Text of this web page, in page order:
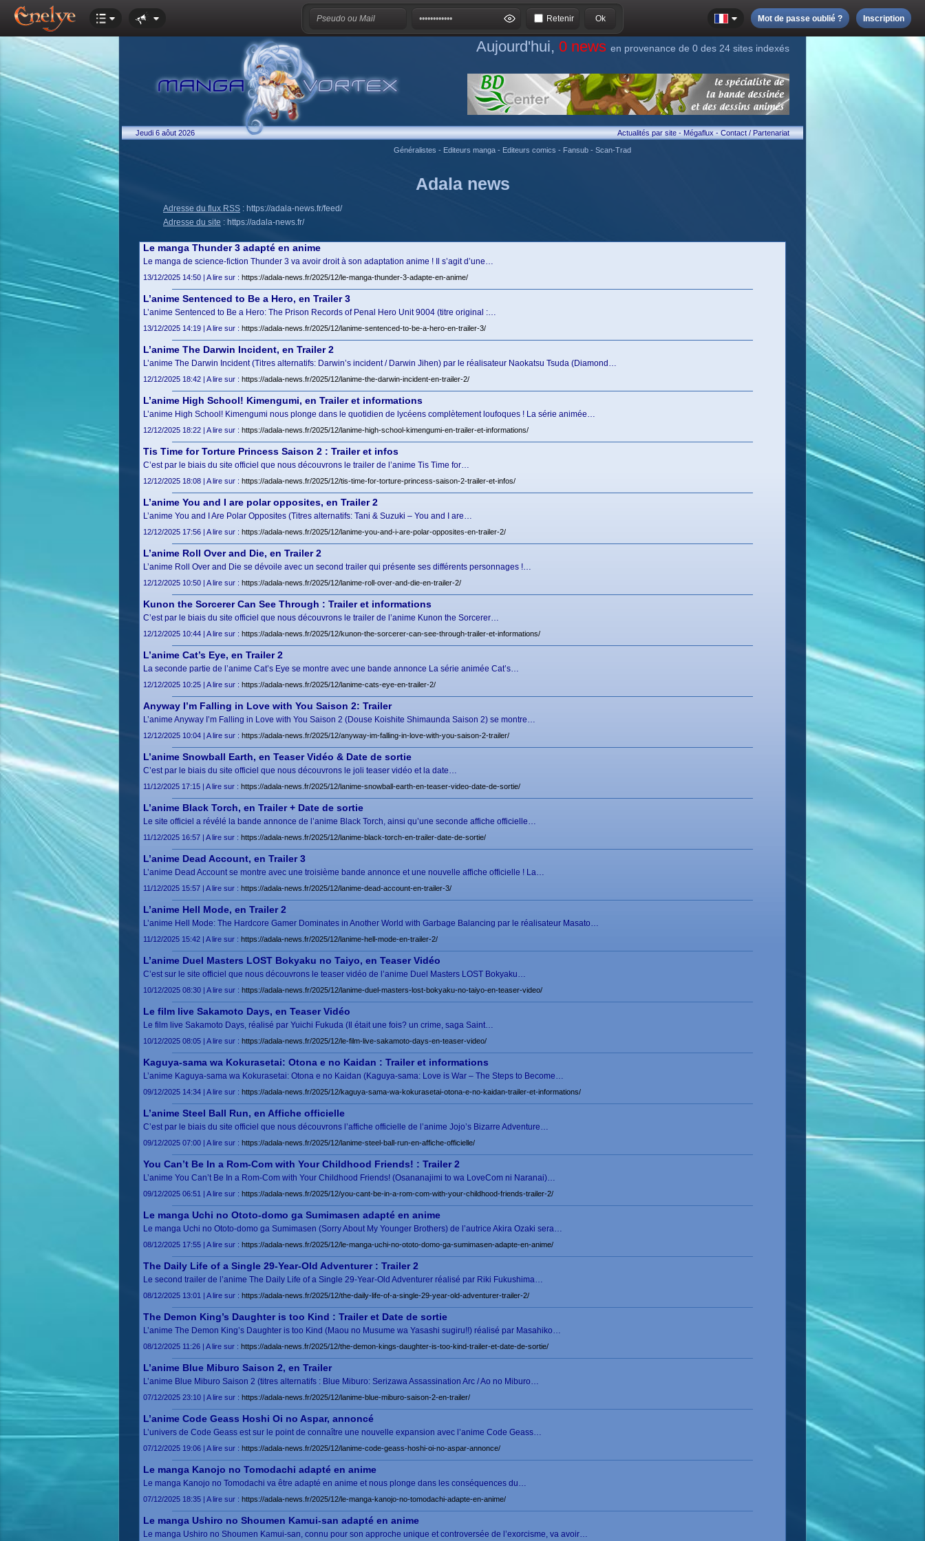
Retenir Mot de passe oublié ? Inscription
Aujourd'hui, 0 news en provenance de 0 des 24 sites indexés
Jeudi 6 aôut 2026 Actualités par site-Mégaflux-Contact / Partenariat
Généralistes - Editeurs manga - Editeurs comics - Fansub - Scan-Trad
Adala news
Adresse du flux RSS : https://adala-news.fr/feed/
Adresse du site : https://adala-news.fr/
Le manga Thunder 3 adapté en anime
Le manga de science-fiction Thunder 3 va avoir droit à son adaptation anime ! Il s’agit d’une…
13/12/2025 14:50 | A lire sur : https://adala-news.fr/2025/12/le-manga-thunder-3-adapte-en-anime/
L’anime Sentenced to Be a Hero, en Trailer 3
L’anime Sentenced to Be a Hero: The Prison Records of Penal Hero Unit 9004 (titre original :…
13/12/2025 14:19 | A lire sur : https://adala-news.fr/2025/12/lanime-sentenced-to-be-a-hero-en-trailer-3/
L’anime The Darwin Incident, en Trailer 2
L’anime The Darwin Incident (Titres alternatifs: Darwin’s incident / Darwin Jihen) par le réalisateur Naokatsu Tsuda (Diamond…
12/12/2025 18:42 | A lire sur : https://adala-news.fr/2025/12/lanime-the-darwin-incident-en-trailer-2/
L’anime High School! Kimengumi, en Trailer et informations
L’anime High School! Kimengumi nous plonge dans le quotidien de lycéens complètement loufoques ! La série animée…
12/12/2025 18:22 | A lire sur : https://adala-news.fr/2025/12/lanime-high-school-kimengumi-en-trailer-et-informations/
Tis Time for Torture Princess Saison 2 : Trailer et infos
C’est par le biais du site officiel que nous découvrons le trailer de l’anime Tis Time for…
12/12/2025 18:08 | A lire sur : https://adala-news.fr/2025/12/tis-time-for-torture-princess-saison-2-trailer-et-infos/
L’anime You and I are polar opposites, en Trailer 2
L’anime You and I Are Polar Opposites (Titres alternatifs: Tani & Suzuki – You and I are…
12/12/2025 17:56 | A lire sur : https://adala-news.fr/2025/12/lanime-you-and-i-are-polar-opposites-en-trailer-2/
L’anime Roll Over and Die, en Trailer 2
L’anime Roll Over and Die se dévoile avec un second trailer qui présente ses différents personnages !…
12/12/2025 10:50 | A lire sur : https://adala-news.fr/2025/12/lanime-roll-over-and-die-en-trailer-2/
Kunon the Sorcerer Can See Through : Trailer et informations
C’est par le biais du site officiel que nous découvrons le trailer de l’anime Kunon the Sorcerer…
12/12/2025 10:44 | A lire sur : https://adala-news.fr/2025/12/kunon-the-sorcerer-can-see-through-trailer-et-informations/
L’anime Cat’s Eye, en Trailer 2
La seconde partie de l’anime Cat’s Eye se montre avec une bande annonce La série animée Cat’s…
12/12/2025 10:25 | A lire sur : https://adala-news.fr/2025/12/lanime-cats-eye-en-trailer-2/
Anyway I’m Falling in Love with You Saison 2: Trailer
L’anime Anyway I’m Falling in Love with You Saison 2 (Douse Koishite Shimaunda Saison 2) se montre…
12/12/2025 10:04 | A lire sur : https://adala-news.fr/2025/12/anyway-im-falling-in-love-with-you-saison-2-trailer/
L’anime Snowball Earth, en Teaser Vidéo & Date de sortie
C’est par le biais du site officiel que nous découvrons le joli teaser vidéo et la date…
11/12/2025 17:15 | A lire sur : https://adala-news.fr/2025/12/lanime-snowball-earth-en-teaser-video-date-de-sortie/
L’anime Black Torch, en Trailer + Date de sortie
Le site officiel a révélé la bande annonce de l’anime Black Torch, ainsi qu’une seconde affiche officielle…
11/12/2025 16:57 | A lire sur : https://adala-news.fr/2025/12/lanime-black-torch-en-trailer-date-de-sortie/
L’anime Dead Account, en Trailer 3
L’anime Dead Account se montre avec une troisième bande annonce et une nouvelle affiche officielle ! La…
11/12/2025 15:57 | A lire sur : https://adala-news.fr/2025/12/lanime-dead-account-en-trailer-3/
L’anime Hell Mode, en Trailer 2
L’anime Hell Mode: The Hardcore Gamer Dominates in Another World with Garbage Balancing par le réalisateur Masato…
11/12/2025 15:42 | A lire sur : https://adala-news.fr/2025/12/lanime-hell-mode-en-trailer-2/
L’anime Duel Masters LOST Bokyaku no Taiyo, en Teaser Vidéo
C’est sur le site officiel que nous découvrons le teaser vidéo de l’anime Duel Masters LOST Bokyaku…
10/12/2025 08:30 | A lire sur : https://adala-news.fr/2025/12/lanime-duel-masters-lost-bokyaku-no-taiyo-en-teaser-video/
Le film live Sakamoto Days, en Teaser Vidéo
Le film live Sakamoto Days, réalisé par Yuichi Fukuda (Il était une fois? un crime, saga Saint…
10/12/2025 08:05 | A lire sur : https://adala-news.fr/2025/12/le-film-live-sakamoto-days-en-teaser-video/
Kaguya-sama wa Kokurasetai: Otona e no Kaidan : Trailer et informations
L’anime Kaguya-sama wa Kokurasetai: Otona e no Kaidan (Kaguya-sama: Love is War – The Steps to Become…
09/12/2025 14:34 | A lire sur : https://adala-news.fr/2025/12/kaguya-sama-wa-kokurasetai-otona-e-no-kaidan-trailer-et-informations/
L’anime Steel Ball Run, en Affiche officielle
C’est par le biais du site officiel que nous découvrons l’affiche officielle de l’anime Jojo’s Bizarre Adventure…
09/12/2025 07:00 | A lire sur : https://adala-news.fr/2025/12/lanime-steel-ball-run-en-affiche-officielle/
You Can’t Be In a Rom-Com with Your Childhood Friends! : Trailer 2
L’anime You Can’t Be In a Rom-Com with Your Childhood Friends! (Osananajimi to wa LoveCom ni Naranai)…
09/12/2025 06:51 | A lire sur : https://adala-news.fr/2025/12/you-cant-be-in-a-rom-com-with-your-childhood-friends-trailer-2/
Le manga Uchi no Ototo-domo ga Sumimasen adapté en anime
Le manga Uchi no Ototo-domo ga Sumimasen (Sorry About My Younger Brothers) de l’autrice Akira Ozaki sera…
08/12/2025 17:55 | A lire sur : https://adala-news.fr/2025/12/le-manga-uchi-no-ototo-domo-ga-sumimasen-adapte-en-anime/
The Daily Life of a Single 29-Year-Old Adventurer : Trailer 2
Le second trailer de l’anime The Daily Life of a Single 29-Year-Old Adventurer réalisé par Riki Fukushima…
08/12/2025 13:01 | A lire sur : https://adala-news.fr/2025/12/the-daily-life-of-a-single-29-year-old-adventurer-trailer-2/
The Demon King’s Daughter is too Kind : Trailer et Date de sortie
L’anime The Demon King’s Daughter is too Kind (Maou no Musume wa Yasashi sugiru!!) réalisé par Masahiko…
08/12/2025 11:26 | A lire sur : https://adala-news.fr/2025/12/the-demon-kings-daughter-is-too-kind-trailer-et-date-de-sortie/
L’anime Blue Miburo Saison 2, en Trailer
L’anime Blue Miburo Saison 2 (titres alternatifs : Blue Miburo: Serizawa Assassination Arc / Ao no Miburo…
07/12/2025 23:10 | A lire sur : https://adala-news.fr/2025/12/lanime-blue-miburo-saison-2-en-trailer/
L’anime Code Geass Hoshi Oi no Aspar, annoncé
L’univers de Code Geass est sur le point de connaître une nouvelle expansion avec l’anime Code Geass…
07/12/2025 19:06 | A lire sur : https://adala-news.fr/2025/12/lanime-code-geass-hoshi-oi-no-aspar-annonce/
Le manga Kanojo no Tomodachi adapté en anime
Le manga Kanojo no Tomodachi va être adapté en anime et nous plonge dans les conséquences du…
07/12/2025 18:35 | A lire sur : https://adala-news.fr/2025/12/le-manga-kanojo-no-tomodachi-adapte-en-anime/
Le manga Ushiro no Shoumen Kamui-san adapté en anime
Le manga Ushiro no Shoumen Kamui-san, connu pour son approche unique et controversée de l’exorcisme, va avoir…